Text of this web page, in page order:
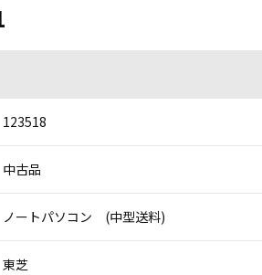
123518
中古品
ノートパソコン (中型送料)
東芝